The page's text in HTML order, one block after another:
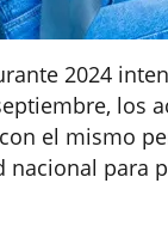
2024
los
el mismo
para